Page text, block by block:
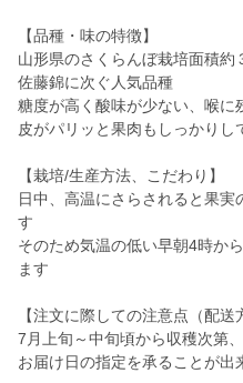
【品種・味の特徴】
山形県のさくらんぼ栽培面積約
佐藤錦に次ぐ人気品種
糖度が高く酸味が少ない、喉に
皮がパリッと果肉もしっかりし
【栽培/生産方法、こだわり】
日中、高温にさらされると果実
す
そのため気温の低い早朝4時か
ます
【注文に際しての注意点（配送
7月上旬～中旬頃から収穫次第
お届け日の指定を承ることが